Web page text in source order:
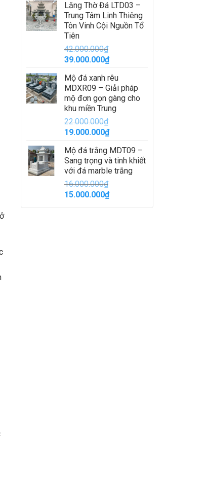
là:
80.000.000₫.
tại
là:
69.000.000₫.
Lăng Thờ Đá LTD03 –
Trung Tâm Linh Thiêng
Tôn Vinh Cội Nguồn Tổ
Tiên
42.000.000₫
Giá
là:
42.000.000₫.
39.000.000₫Giá
tại
là:
39.000.000₫.
Mộ đá xanh rêu
MDXR09 – Giải pháp
mộ đơn gọn gàng cho
khu miền Trung
22.000.000₫
Giá
là:
22.000.000₫.
19.000.000₫Giá
tại
là:
19.000.000₫.
Mộ đá trắng MDT09 –
Sang trọng và tinh khiết
với đá marble trắng
16.000.000₫
Giá
15.000.000₫Giá